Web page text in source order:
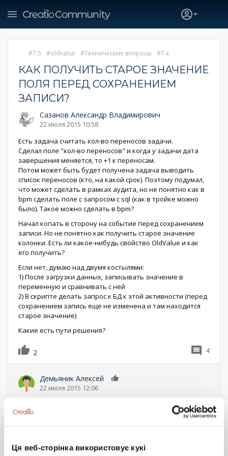
Ця веб-сторінка використовує кукі
7.5 oldvalue Технические вопросы 7.x
КАК ПОЛУЧИТЬ СТАРОЕ ЗНАЧЕНИЕ
ПОЛЯ ПЕРЕД СОХРАНЕНИЕМ
ЗАПИСИ?
Сазанов Александр Владимирович
22 июля 2015 10:58
Есть задача считать кол-во переносов задачи.
Сделал поле "кол-во переносов" и когда у задачи дата
завершения меняется, то +1 к переносам.
Потом может быть будет получена задача выводить
список переносов (кто, на какой срок). Поэтому подумал,
что может сделать в рамках аудита, но не понятно как в
bpm сделать поле с запросом с sql (как в тройке можно
было). Такое можно сделать в bpm?
Начал копать в сторону на событие перед сохранением
записи. Но не понятно как получить старое значение
колонки. Есть ли какое-нибудь свойство OldValue и как
его получить?
Если нет, думаю над двумя костылями:
1) После загрузки данных, записывать значение в
переменную и сравнивать с ней
2) В скрипте делать запрос к БД к этой активности (перед
сохранением запись еще не изменена и там находится
старое значение)
Какие есть пути решения?
2 4
Демьяник Алексей
22 июля 2015 12:06
Для решения Вашей задачи используйте следующие
возможности:
Старая дата начала